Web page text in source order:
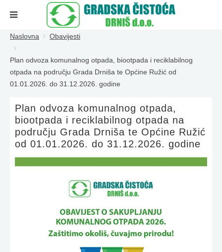
Naslovna Obavijesti
Plan odvoza komunalnog otpada, biootpada i reciklabilnog
otpada na području Grada Drniša te Općine Ružić od
01.01.2026. do 31.12.2026. godine
Plan odvoza komunalnog otpada,
biootpada i reciklabilnog otpada na
području Grada Drniša te Općine Ružić
od 01.01.2026. do 31.12.2026. godine